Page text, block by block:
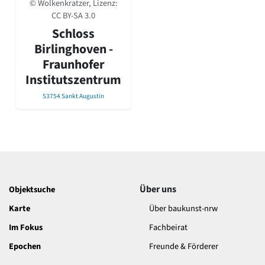
David Chipperfield
Harald Deilmann
Gottfried Böhm
Schneider von Esleben
Peter Behrens
Auszeichnung vorbildlicher Bauten NRW 2020
Big Beautiful Buildings (Großbauten der Nachkriegszeit)
Epochen
Reformarchitektur
Jugendstil
Historismus
Klassizismus
Renaissance
© Wolkenkratzer, Lizenz:
CC BY-SA 3.0
Schloss
Birlinghoven -
Fraunhofer
Institutszentrum
53754 Sankt Augustin
Objektsuche
Karte
Im Fokus
Epochen
Über uns
Über baukunst-nrw
Fachbeirat
Freunde & Förderer